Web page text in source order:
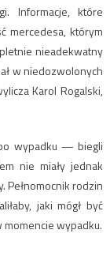
Informacje, które
mercedesa, którym
nieadekwatny
w niedozwolonych
Karol Rogalski,
wypadku — biegli
nie miały jednak
Pełnomocnik rodzin
jaki mógł być
wypadku.